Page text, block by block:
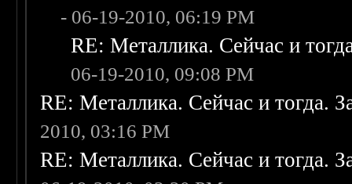
- 06-19-2010, 06:19 PM
RE: Металлика. Сейчас и
06-19-2010, 09:08 PM
RE: Металлика. Сейчас и тогда.
2010, 03:16 PM
RE: Металлика. Сейчас и тогда.